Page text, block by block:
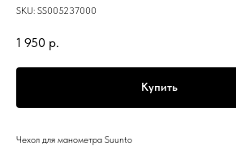
SKU: SS005237000
1 950 р.
Купить
Чехол для манометра Suunto